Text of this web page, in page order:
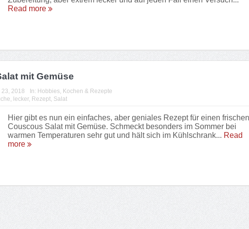
Read more
mit Gemüse
23, 2018 In: Hobbies, Kochen & Rezepte
lecker, Rezept, Salat
Hier gibt es nun ein einfaches, aber geniales Rezept für einen frischen
Couscous Salat mit Gemüse. Schmeckt besonders im Sommer bei
warmen Temperaturen sehr gut und hält sich im Kühlschrank... Read
more